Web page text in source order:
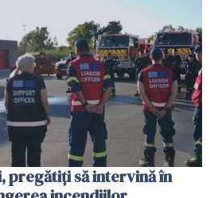
pregătiţi să intervină în